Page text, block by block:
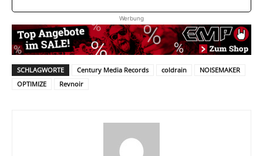
Werbung
SCHLAGWORTE Century Media Records coldrain
NOISEMAKER
OPTIMIZE
Revnoir